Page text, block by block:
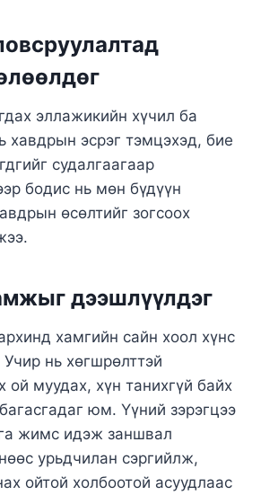
эллажикийн хүчил ба
хавдрын эсрэг тэмцэхэд, бие
судалгаагаар
бодис нь мөн бүдүүн
өсөлтийг зогсоох
дээшлүүлдэг
хамгийн сайн хоол хүнс
Учир нь хөгшрөлттэй
ой муудах, хүн танихгүй байх
юм. Үүний зэрэгцээ
жимс идэж заншвал
урьдчилан сэргийлж,
ойтой холбоотой асуудлаас